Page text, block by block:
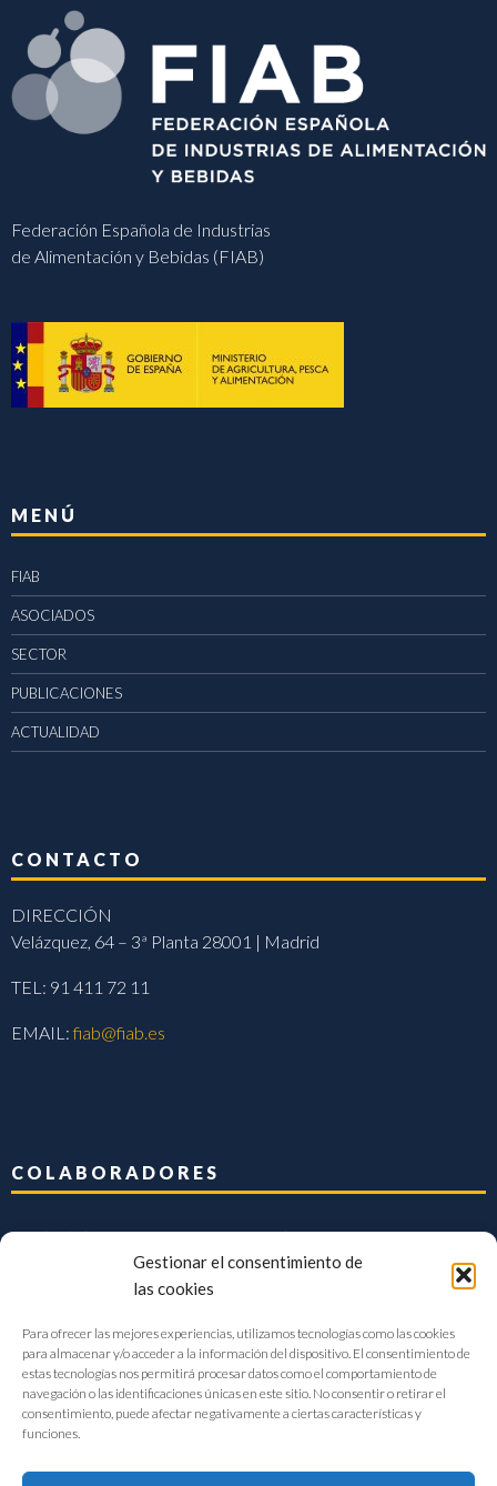
Gestionar el consentimiento de
las cookies
Para ofrecer las mejores experiencias, utilizamos tecnologías como las cookies
para almacenar y/o acceder a la información del dispositivo. El consentimiento de
estas tecnologías nos permitirá procesar datos como el comportamiento de
navegación o las identificaciones únicas en este sitio. No consentir o retirar el
consentimiento, puede afectar negativamente a ciertas características y
funciones.
Federación Española de Industrias
de Alimentación y Bebidas (FIAB)
MENÚ
FIAB
ASOCIADOS
SECTOR
PUBLICACIONES
ACTUALIDAD
CONTACTO
DIRECCIÓN
Velázquez, 64 – 3ª Planta 28001 | Madrid
TEL: 91 411 72 11
EMAIL:fiab@fiab.es
COLABORADORES